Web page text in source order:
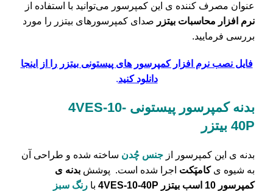
عنوان مصرف کننده ی این کمپرسور می‌توانید با استفاده از
نرم افزار محاسبات بیتزر صدای کمپرسورهای بیتزر را مورد
بررسی فرمایید.
فایل نصب نرم افزار کمپرسور های پیستونی بیتزر را از اینجا
دانلود کنید.
بدنه کمپرسور پیستونی 4VES-10-
40P بیتزر
بدنه ی این کمپرسور از جنس چُدن ساخته شده و طراحی آن
به شیوه یکامپَکت اجرا شده است. پوشش بدنه ی
کمپرسور 10 اسب بیتزر 4VES-10-40P با رنگ سبز